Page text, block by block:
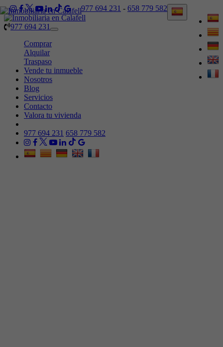
977 694 231 - 658 779 582
977 694 231
Toggle
Comprar
Alquilar
Traspaso
Vende tu inmueble
Nosotros
Blog
Servicios
Contacto
Valora tu vivienda
977 694 231 658 779 582